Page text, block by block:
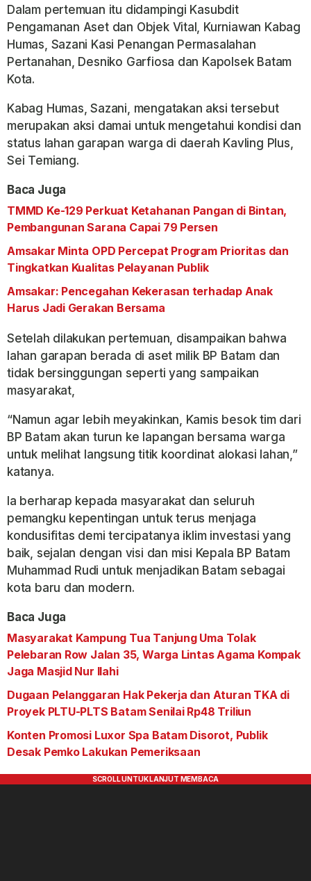
Dalam pertemuan itu didampingi Kasubdit
Pengamanan Aset dan Objek Vital, Kurniawan Kabag
Humas, Sazani Kasi Penangan Permasalahan
Pertanahan, Desniko Garfiosa dan Kapolsek Batam
Kota.
Kabag Humas, Sazani, mengatakan aksi tersebut
merupakan aksi damai untuk mengetahui kondisi dan
status lahan garapan warga di daerah Kavling Plus,
Sei Temiang.
Baca Juga
TMMD Ke-129 Perkuat Ketahanan Pangan di Bintan,
Pembangunan Sarana Capai 79 Persen
Amsakar Minta OPD Percepat Program Prioritas dan
Tingkatkan Kualitas Pelayanan Publik
Amsakar: Pencegahan Kekerasan terhadap Anak
Harus Jadi Gerakan Bersama
Setelah dilakukan pertemuan, disampaikan bahwa
lahan garapan berada di aset milik BP Batam dan
tidak bersinggungan seperti yang sampaikan
masyarakat,
“Namun agar lebih meyakinkan, Kamis besok tim dari
BP Batam akan turun ke lapangan bersama warga
untuk melihat langsung titik koordinat alokasi lahan,”
katanya.
Ia berharap kepada masyarakat dan seluruh
pemangku kepentingan untuk terus menjaga
kondusifitas demi tercipatanya iklim investasi yang
baik, sejalan dengan visi dan misi Kepala BP Batam
Muhammad Rudi untuk menjadikan Batam sebagai
kota baru dan modern.
Baca Juga
Masyarakat Kampung Tua Tanjung Uma Tolak
Pelebaran Row Jalan 35, Warga Lintas Agama Kompak
Jaga Masjid Nur Ilahi
Dugaan Pelanggaran Hak Pekerja dan Aturan TKA di
Proyek PLTU-PLTS Batam Senilai Rp48 Triliun
Konten Promosi Luxor Spa Batam Disorot, Publik
Desak Pemko Lakukan Pemeriksaan